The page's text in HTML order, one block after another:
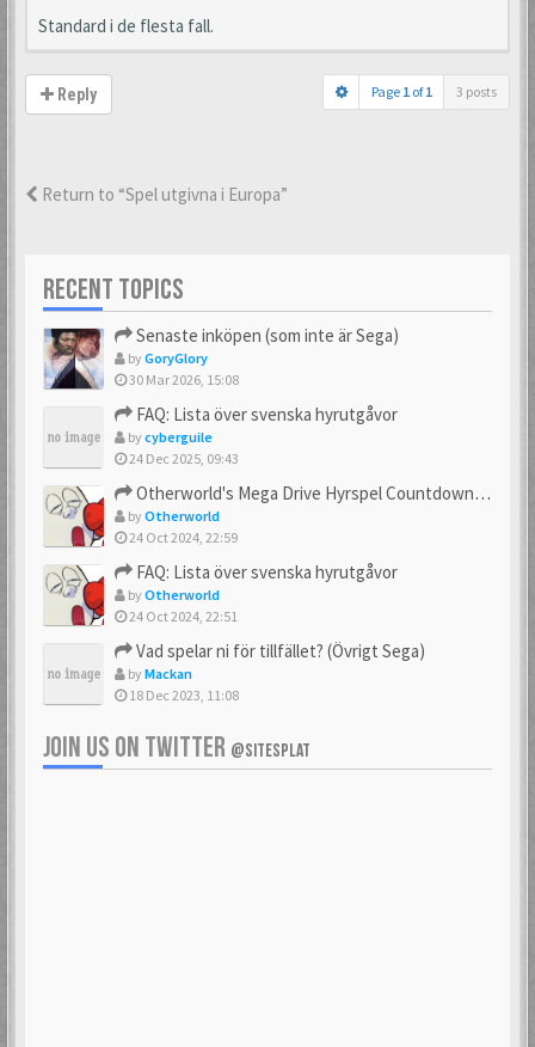
Standard i de flesta fall.
Reply Page 1 of1 3 posts
Return to “Spel utgivna i Europa”
RECENT TOPICS
Senaste inköpen (som inte är Sega)
byGoryGlory
30 Mar 2026, 15:08
FAQ: Lista över svenska hyrutgåvor
bycyberguile
24 Dec 2025, 09:43
Otherworld's Mega Drive Hyrspel Countdown Tråd!
byOtherworld
24 Oct 2024, 22:59
FAQ: Lista över svenska hyrutgåvor
byOtherworld
24 Oct 2024, 22:51
Vad spelar ni för tillfället? (Övrigt Sega)
byMackan
18 Dec 2023, 11:08
JOIN US ON TWITTER @SITESPLAT